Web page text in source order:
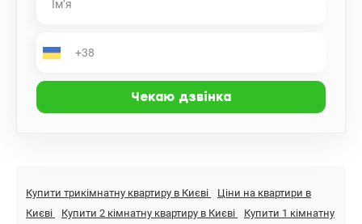
Купити трикімнатну квартиру в Києві
Ціни на квартири в
Києві
Купити 2 кімнатну квартиру в Києві
Купити 1 кімнатну